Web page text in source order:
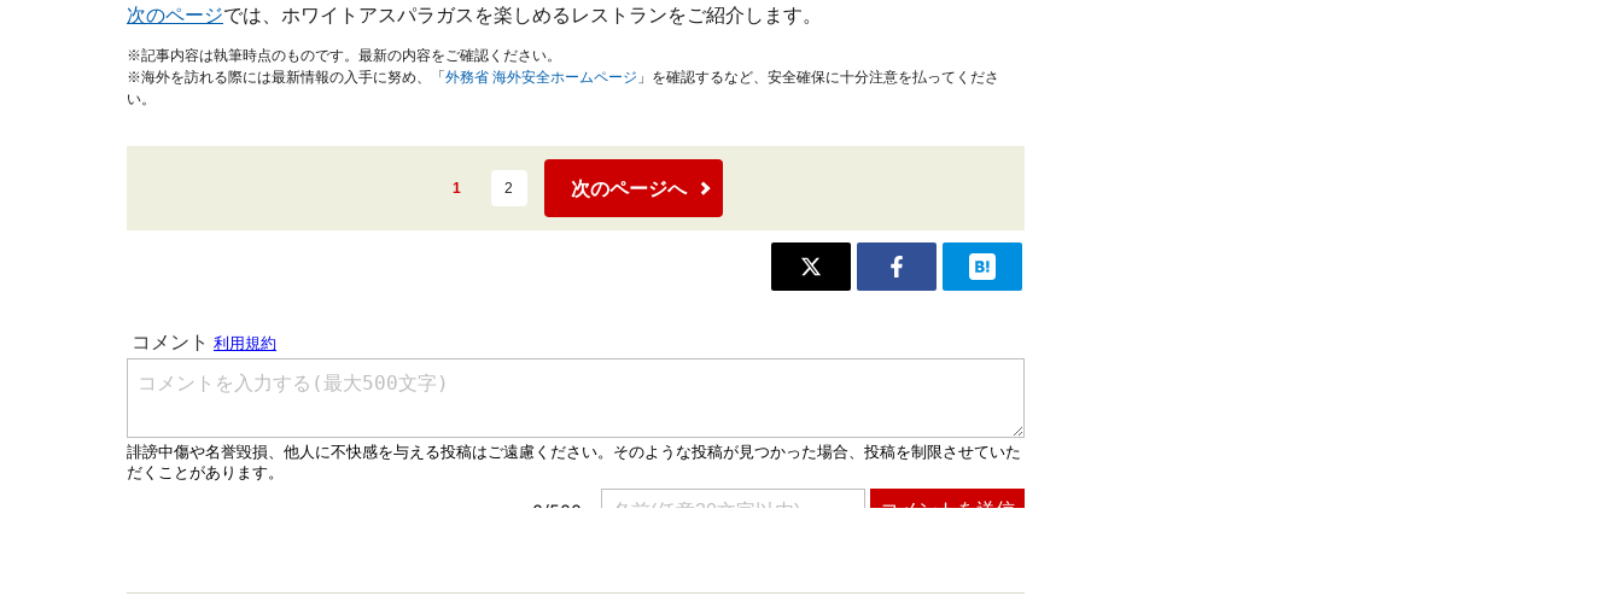
次のページでは、ホワイトアスパラガスを楽しめるレストランをご紹介します。
※記事内容は執筆時点のものです。最新の内容をご確認ください。
※海外を訪れる際には最新情報の入手に努め、「 外務省 海外安全ホームページ 」を確認するなど、安全確保に十分注意を払ってくださ
い。
1 2 次のページへ